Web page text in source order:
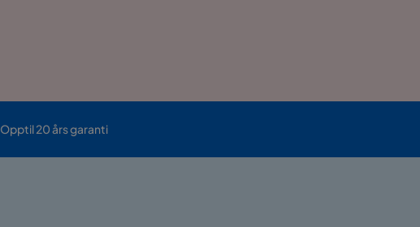
Opptil 20 års garanti